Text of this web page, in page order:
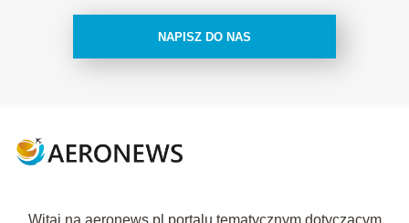
NAPISZ DO NAS